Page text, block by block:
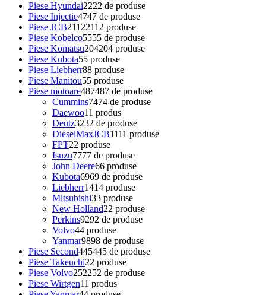
Piese Hyundai2222 de produse
Piese Injectie4747 de produse
Piese JCB21122112 produse
Piese Kobelco5555 de produse
Piese Komatsu204204 produse
Piese Kubota55 produse
Piese Liebherr88 produse
Piese Manitou55 produse
Piese motoare487487 de produse
Cummins7474 de produse
Daewoo11 produs
Deutz3232 de produse
DieselMaxJCB1111 produse
FPT22 produse
Isuzu7777 de produse
John Deere66 produse
Kubota6969 de produse
Liebherr1414 produse
Mitsubishi33 produse
New Holland22 produse
Perkins9292 de produse
Volvo44 produse
Yanmar9898 de produse
Piese Second445445 de produse
Piese Takeuchi22 produse
Piese Volvo252252 de produse
Piese Wirtgen11 produs